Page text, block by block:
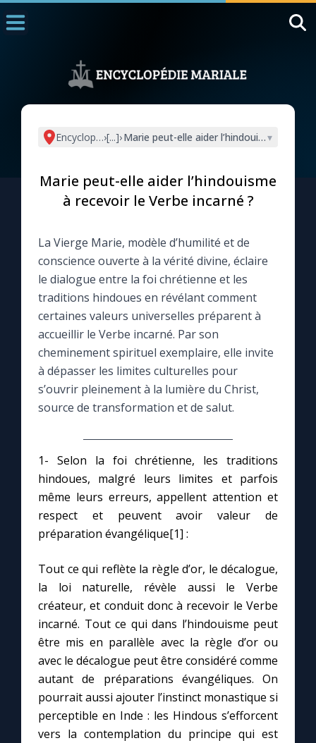
L'actualité de la semaine
La newsletter
La vidéo de la semaine
Le compte Tiktok
Le magazine
Questions-réponses
Prier au quotidien
L'Évangile chaque jour
Les premiers samedis du mois
Marie qui défait les nœuds
Me consacrer à Jésus par Marie
Encyclopédie mariale
›[...]›Marie peut-elle aider l’hindouisme à
▾
Marie peut-elle aider l’hindouisme
à recevoir le Verbe incarné ?
La Vierge Marie, modèle d’humilité et de
conscience ouverte à la vérité divine, éclaire
le dialogue entre la foi chrétienne et les
traditions hindoues en révélant comment
certaines valeurs universelles préparent à
accueillir le Verbe incarné. Par son
cheminement spirituel exemplaire, elle invite
à dépasser les limites culturelles pour
s’ouvrir pleinement à la lumière du Christ,
source de transformation et de salut.
1- Selon la foi chrétienne, les traditions
hindoues, malgré leurs limites et parfois
même leurs erreurs, appellent attention et
respect et peuvent avoir valeur de
préparation évangélique[1] :
Tout ce qui reflète la règle d’or, le décalogue,
la loi naturelle, révèle aussi le Verbe
créateur, et conduit donc à recevoir le Verbe
incarné. Tout ce qui dans l’hindouisme peut
être mis en parallèle avec la règle d’or ou
avec le décalogue peut être considéré comme
autant de préparations évangéliques. On
pourrait aussi ajouter l’instinct monastique si
perceptible en Inde : les Hindous s’efforcent
vers la contemplation du principe qui est